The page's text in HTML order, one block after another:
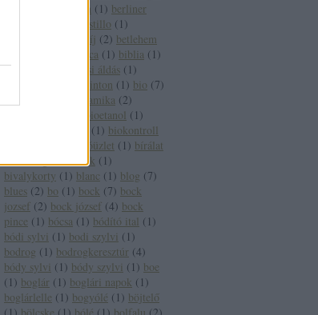
berlin ( 1 ) berliner
bestillo ( 1 )
betétdíj (2) betlehem
bianca ( 1 ) biblia ( 1 )
bíboros
bíborosi áldás ( 1 )
bill clinton ( 1 ) bio (7)
biodinamika (2)
bioetanol ( 1 )
( 1 ) biokontroll
bióüzlet ( 1 ) bírálat
(1) bírság (2) birtok ( 1 )
bivalykorty ( 1 ) blanc ( 1 ) blog (7)
blues (2) bo ( 1 ) bock (7) bock
jozsef (2) bock józsef (4) bock
pince ( 1 ) bócsa ( 1 ) bódító ital ( 1 )
bódi sylvi ( 1 ) bodi szylvi ( 1 )
bodrog ( 1 ) bodrogkeresztúr (4)
bódy sylvi ( 1 ) bódy szylvi ( 1 ) boe
( 1 ) boglár ( 1 ) boglári napok ( 1 )
boglárlelle ( 1 ) bogyólé ( 1 ) böjtelő